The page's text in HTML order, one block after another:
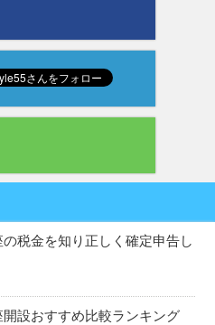
税金を知り正しく確定申告し
設おすすめ比較ランキング